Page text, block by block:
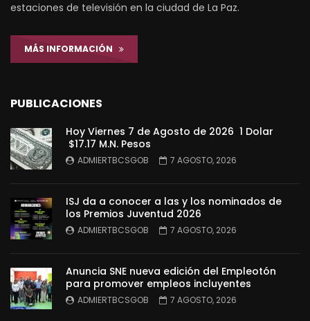
estaciones de televisión en la ciudad de La Paz.
MÁS INFORMACIÓN
PUBLICACIONES
Hoy Viernes 7 de Agosto de 2026 1 Dolar
$17.17 M.N. Pesos
ADMIERTBCSGOB 7 AGOSTO, 2026
ISJ da a conocer a las y los nominados de
los Premios Juventud 2026
ADMIERTBCSGOB 7 AGOSTO, 2026
Anuncia SNE nueva edición del Empleotón
para promover empleos incluyentes
ADMIERTBCSGOB 7 AGOSTO, 2026